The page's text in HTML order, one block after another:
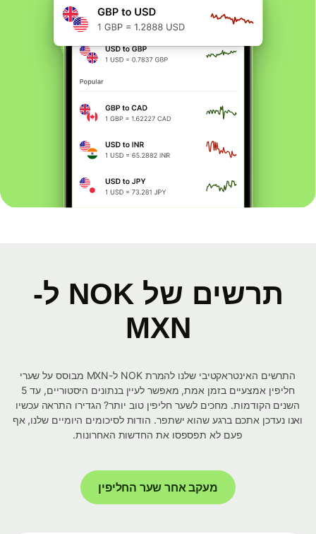
תרשים של NOK ל-
MXN
התרשים האינטראקטיבי שלנו להמרת NOK ל-MXN מבוסס על שערי
חליפין אמצעיים בזמן אמת, מאפשר לעיין בנתונים היסטוריים, עד 5
השנים הקודמות. מחכים לשער חליפין טוב יותר? הגדירו התראה עכשיו
ואנו נעדכן אתכם ברגע שהוא ישתפר. הודות לסיכומים היומיים שלנו, אף
פעם לא תפספסו את החדשות האחרונות.
מעקב אחר שער החליפין